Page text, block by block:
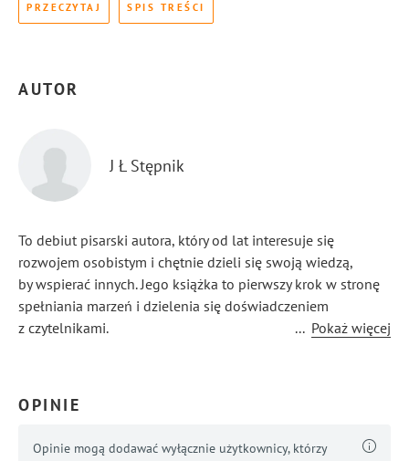
PRZECZYTAJ SPIS TREŚCI
AUTOR
J Ł Stępnik
To debiut pisarski autora, który od lat interesuje się
rozwojem osobistym i chętnie dzieli się swoją wiedzą,
by wspierać innych. Jego książka to pierwszy krok w stronę
spełniania marzeń i dzielenia się doświadczeniem
z czytelnikami.
... Pokaż więcej
OPINIE
Opinie mogą dodawać wyłącznie użytkownicy, którzy